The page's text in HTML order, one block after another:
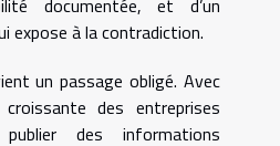
expose à la contradiction.
un passage obligé. Avec
des entreprises
des informations